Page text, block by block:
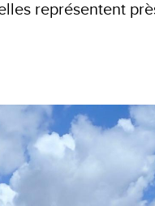
représentent